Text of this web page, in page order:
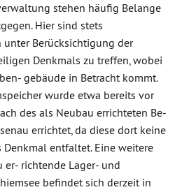
stehen häufig Belange
Hier sind stets
Berücksichtigung der
Denkmals zu treffen, wobei
gebäude in Betracht kommt.
wurde etwa bereits vor
des als Neubau errichteten Be-
errichtet, da diese dort keine
entfaltet. Eine weitere
er- richtende Lager- und
befindet sich derzeit in